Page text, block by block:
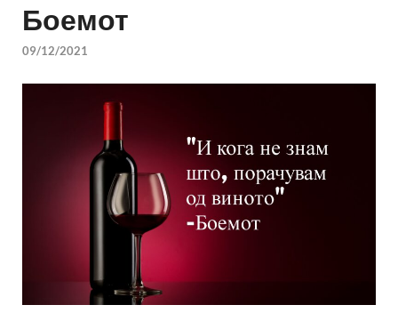
Боемот
09/12/2021